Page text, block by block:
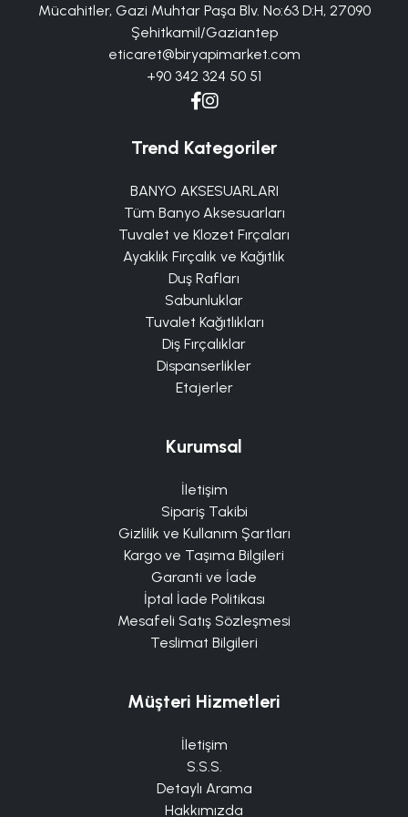
Mücahitler, Gazi Muhtar Paşa Blv. No:63 D:H, 27090
Şehitkamil/Gaziantep
eticaret@biryapimarket.com
+90 342 324 50 51
Trend Kategoriler
BANYO AKSESUARLARI
Tüm Banyo Aksesuarları
Tuvalet ve Klozet Fırçaları
Ayaklık Fırçalık ve Kağıtlık
Duş Rafları
Sabunluklar
Tuvalet Kağıtlıkları
Diş Fırçalıklar
Dispanserlikler
Etajerler
Kurumsal
İletişim
Sipariş Takibi
Gizlilik ve Kullanım Şartları
Kargo ve Taşıma Bilgileri
Garanti ve İade
İptal İade Politikası
Mesafeli Satış Sözleşmesi
Teslimat Bilgileri
Müşteri Hizmetleri
İletişim
S.S.S.
Detaylı Arama
Hakkımızda